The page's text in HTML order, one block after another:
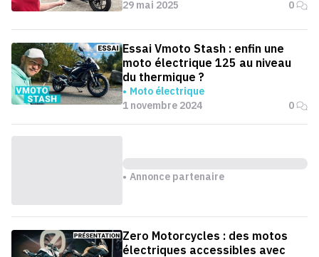
29 mai 2025
0
Essai Vmoto Stash : enfin une
moto électrique 125 au niveau
du thermique ?
Moto électrique
1 novembre 2024
0
Annonce partenaire
Zero Motorcycles : des motos
électriques accessibles avec